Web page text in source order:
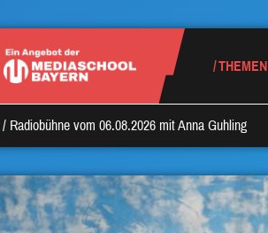
THEMEN
/ Radiobühne vom 06.08.2026 mit Anna Guhling